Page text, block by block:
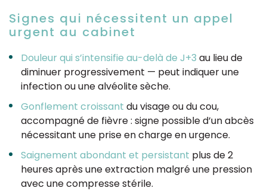
Signes qui nécessitent un appel
urgent au cabinet
Douleur qui s’intensifie au-delà de J+3 au lieu de
diminuer progressivement — peut indiquer une
infection ou une alvéolite sèche.
Gonflement croissant du visage ou du cou,
accompagné de fièvre : signe possible d’un abcès
nécessitant une prise en charge en urgence.
Saignement abondant et persistant plus de 2
heures après une extraction malgré une pression
avec une compresse stérile.